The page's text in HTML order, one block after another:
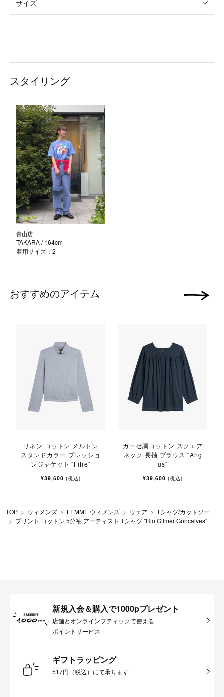
サイズ
スタイリング
青山店
TAKARA/ 164cm
着用サイズ：2
おすすめのアイテム
リネン コットン メルトン
スタンドカラー プレッショ
ンジャケット "Fifre"
¥39,600 (税込)
ガーゼ調コットン スクエア
ネック 長袖 ブラウス "Ang
us"
¥39,600 (税込)
次の画像
TOP ウィメンズ FEMME ウィメンズ ウェア
Tシャツ/カットソー
プリント コットン 5分袖 アーティスト Tシャツ "Rio Gilmer Goncalves"
新規入会＆購入で1000pプレゼント
店舗とオンラインブティックで使える
ポイントサービス
ギフトラッピング
517円（税込）にて承ります